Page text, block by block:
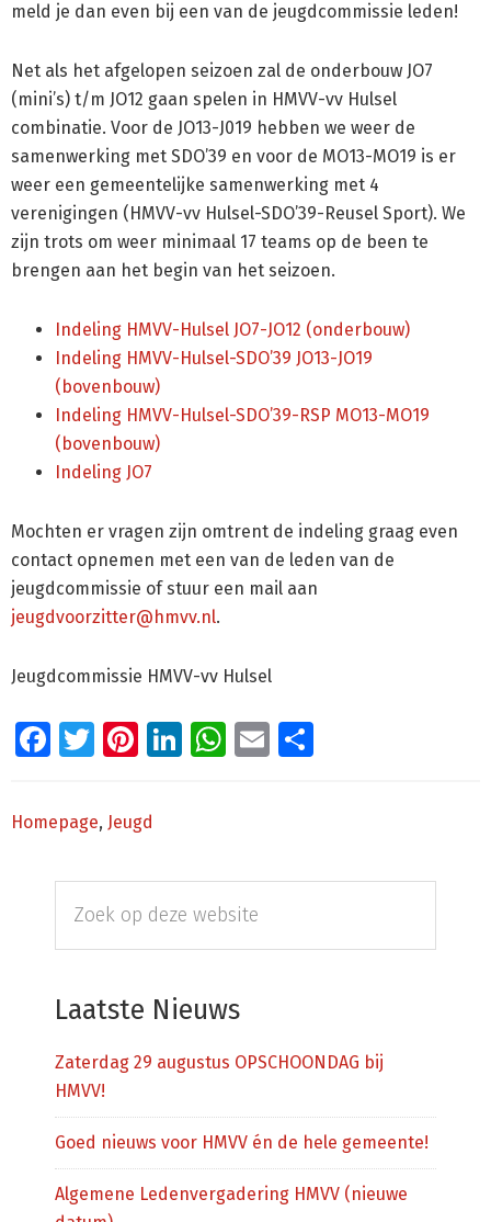
meld je dan even bij een van de jeugdcommissie leden!
Net als het afgelopen seizoen zal de onderbouw JO7
(mini’s) t/m JO12 gaan spelen in HMVV-vv Hulsel
combinatie. Voor de JO13-J019 hebben we weer de
samenwerking met SDO’39 en voor de MO13-MO19 is er
weer een gemeentelijke samenwerking met 4
verenigingen (HMVV-vv Hulsel-SDO’39-Reusel Sport). We
zijn trots om weer minimaal 17 teams op de been te
brengen aan het begin van het seizoen.
Indeling HMVV-Hulsel JO7-JO12 (onderbouw)
Indeling HMVV-Hulsel-SDO’39 JO13-JO19
(bovenbouw)
Indeling HMVV-Hulsel-SDO’39-RSP MO13-MO19
(bovenbouw)
Indeling JO7
Mochten er vragen zijn omtrent de indeling graag even
contact opnemen met een van de leden van de
jeugdcommissie of stuur een mail aan
jeugdvoorzitter@hmvv.nl.
Jeugdcommissie HMVV-vv Hulsel
Facebook
Twitter
Pinterest
LinkedIn
WhatsApp
Email
Homepage, Jeugd
Primaire
Sidebar
deze
Laatste Nieuws
Zaterdag 29 augustus OPSCHOONDAG bij
HMVV!
Goed nieuws voor HMVV én de hele gemeente!
Algemene Ledenvergadering HMVV (nieuwe